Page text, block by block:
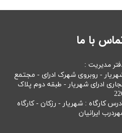
با ما
مدیریت :
- روبروی شهرک ادرای - مجتمع
ادرای شهریار - طبقه دوم پلاک
کارگاه : شهریار - رزکان - کارگاه
ایرانیان